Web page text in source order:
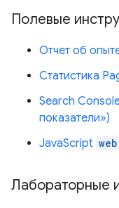
Полевые
Отчет об
Статистика
Search
показатели»)
JavaScript
Лабораторные